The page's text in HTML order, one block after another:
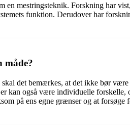
mestringsteknik. Forskning har
funktion. Derudover har
måde?
det bemærkes, at det ikke bør
kan også være individuelle forskelle,
på ens egne grænser og at